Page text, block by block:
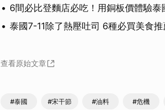
6間必比登麵店必吃！用銅板價體驗泰
泰國7-11除了熱壓吐司 6種必買美食推
查看原始文章
#泰國 #宋干節 #油料 #危機